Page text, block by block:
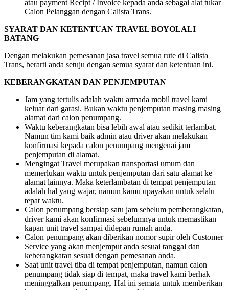
atau payment Recipt / Invoice kepada anda sebagai alat tukar
Calon Pelanggan dengan Calista Trans.
SYARAT DAN KETENTUAN TRAVEL BOYOLALI
BATANG
Dengan melakukan pemesanan jasa travel semua rute di Calista
Trans, berarti anda setuju dengan semua syarat dan ketentuan ini.
KEBERANGKATAN DAN PENJEMPUTAN
Jam yang tertulis adalah waktu armada mobil travel kami
keluar dari garasi. Bukan waktu penjemputan masing masing
alamat dari calon penumpang.
Waktu keberangkatan bisa lebih awal atau sedikit terlambat.
Namun tim kami baik admin atau driver akan melakukan
konfirmasi kepada calon penumpang mengenai jam
penjemputan di alamat.
Mengingat Travel merupakan transportasi umum dan
memerlukan waktu untuk penjemputan dari satu alamat ke
alamat lainnya. Maka keterlambatan di tempat penjemputan
adalah hal yang wajar, namun kamu upayakan untuk selalu
tepat waktu.
Calon penumpang bersiap satu jam sebelum pemberangkatan,
driver kami akan konfirmasi sebelumnya untuk memastikan
kapan unit travel sampai didepan rumah anda.
Calon penumpang akan diberikan nomor supir oleh Customer
Service yang akan menjemput anda sesuai tanggal dan
keberangkatan sesuai dengan pemesanan anda.
Saat unit travel tiba di tempat penjemputan, namun calon
penumpang tidak siap di tempat, maka travel kami berhak
meninggalkan penumpang. Hal ini semata untuk memberikan